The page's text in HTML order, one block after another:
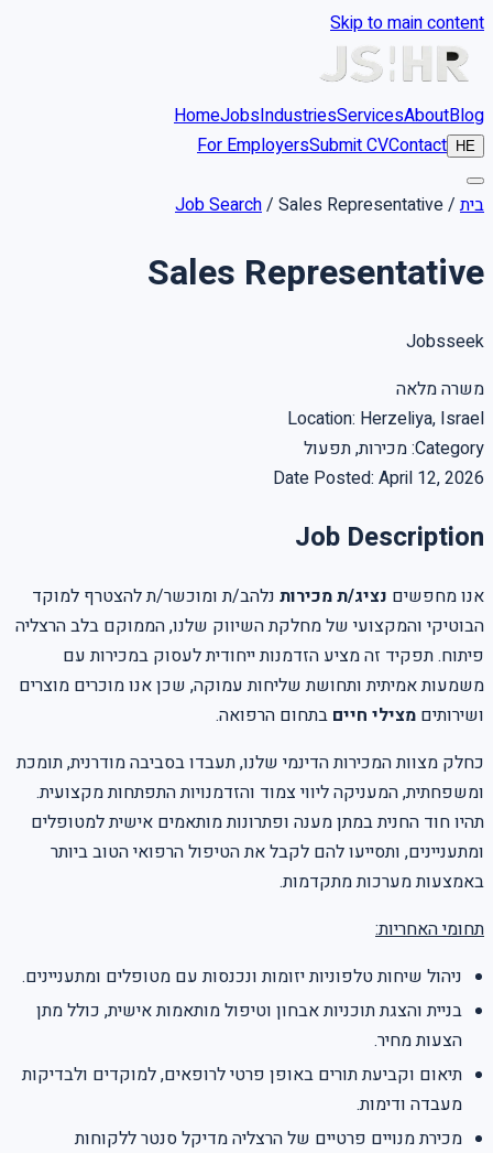
Skip to main content
HomeJobsIndustriesServicesAboutBlog
HE
For EmployersSubmit CVContact
בית/
Job Search/ Sales Representative
Sales Representative
Jobsseek
משרה מלאה
Location: Herzeliya, Israel
Category
:מכירות, תפעול
Date Posted: April 12, 2026
Job Description
אנו מחפשים נציג/ת מכירות נלהב/ת ומוכשר/ת להצטרף למוקד
הבוטיקי והמקצועי של מחלקת השיווק שלנו, הממוקם בלב הרצליה
פיתוח. תפקיד זה מציע הזדמנות ייחודית לעסוק במכירות עם
משמעות אמיתית ותחושת שליחות עמוקה, שכן אנו מוכרים מוצרים
ושירותים מצילי חיים בתחום הרפואה.
כחלק מצוות המכירות הדינמי שלנו, תעבדו בסביבה מודרנית, תומכת
ומשפחתית, המעניקה ליווי צמוד והזדמנויות התפתחות מקצועית.
תהיו חוד החנית במתן מענה ופתרונות מותאמים אישית למטופלים
ומתעניינים, ותסייעו להם לקבל את הטיפול הרפואי הטוב ביותר
באמצעות מערכות מתקדמות.
תחומי האחריות:
ניהול שיחות טלפוניות יזומות ונכנסות עם מטופלים ומתעניינים.
בניית והצגת תוכניות אבחון וטיפול מותאמות אישית, כולל מתן
הצעות מחיר.
תיאום וקביעת תורים באופן פרטי לרופאים, למוקדים ולבדיקות
מעבדה ודימות.
מכירת מנויים פרטיים של הרצליה מדיקל סנטר ללקוחות